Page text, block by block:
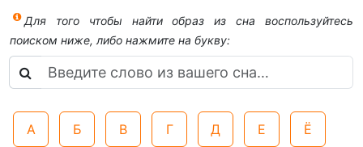
Для того чтобы найти образ из сна воспользуйтесь
поиском ниже, либо нажмите на букву:
А Б В Г Д Е Ё